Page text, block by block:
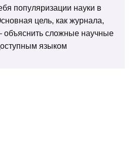
популяризации науки в
цель, как журнала,
объяснить сложные научные
языком